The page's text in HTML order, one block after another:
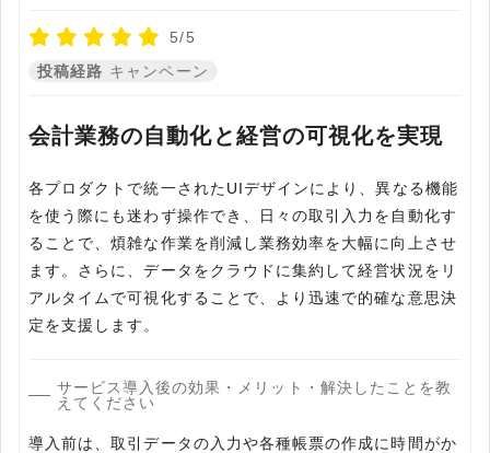
5/5
投稿経路 キャンペーン
会計業務の自動化と経営の可視化を実現
各プロダクトで統一されたUIデザインにより、異なる機能
を使う際にも迷わず操作でき、日々の取引入力を自動化す
ることで、煩雑な作業を削減し業務効率を大幅に向上させ
ます。さらに、データをクラウドに集約して経営状況をリ
アルタイムで可視化することで、より迅速で的確な意思決
定を支援します。
サービス導入後の効果・メリット・解決したことを教
えてください
導入前は、取引データの入力や各種帳票の作成に時間がか